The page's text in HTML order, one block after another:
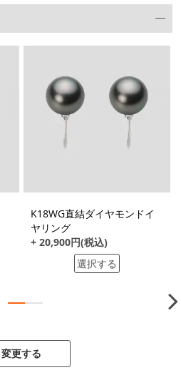
K18WG直結ダイヤモンドイ
ヤリング
+ 20,900円(税込)
選択する
変更する